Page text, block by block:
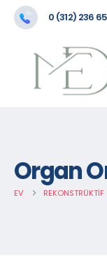
0 (312) 236
Organ
EV